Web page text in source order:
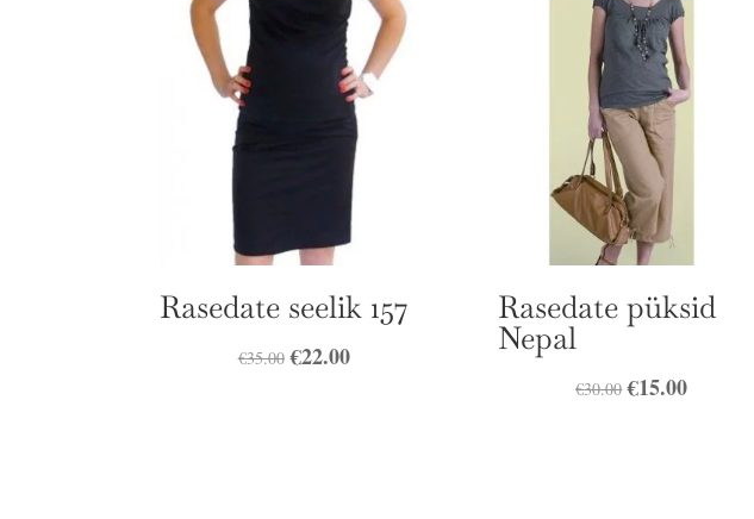
Rasedate seelik 157
€35.00 Algne
€22.00Praegune
Rasedate püksid
Nepal
€30.00 Algne
€15.00Praegune